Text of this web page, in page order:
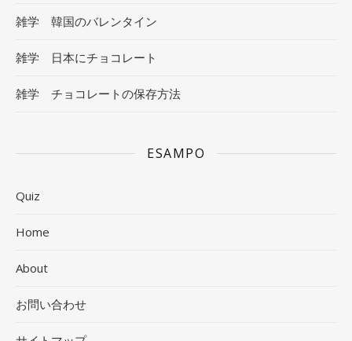
雑学 韓国のバレンタイン
雑学 日本にチョコレート
雑学 チョコレートの保存方法
ESAMPO
Quiz
Home
About
お問い合わせ